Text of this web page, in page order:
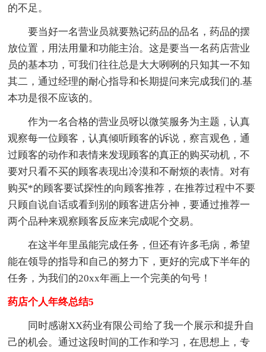
的不足。
要当好一名营业员就要熟记药品的品名，药品的摆
放位置，用法用量和功能主治。这是要当一名药店营业
员的基本功，可我们往往总是大大咧咧的只知其一不知
其二，通过经理的耐心指导和长期提问来完成我们的.基
本功是很不应该的。
作为一名合格的营业员呀以微笑服务为主题，认真
观察每一位顾客，认真倾听顾客的诉说，察言观色，通
过顾客的动作和表情来发现顾客的真正的购买动机，不
要对只看不买的顾客表现出冷漠和不耐烦的表情。对有
购买*的顾客要试探性的向顾客推荐，在推荐过程中不要
只顾自说自话或看到别的顾客进店分神，要通过推荐一
两个品种来观察顾客反应来完成呢个交易。
在这半年里虽能完成任务，但还有许多毛病，希望
能在领导的指导和自己的努力下，更好的完成下半年的
任务，为我们的20xx年画上一个完美的句号！
药店个人年终总结5
同时感谢XX药业有限公司给了我一个展示和提升自
己的机会。通过这段时间的工作和学习，在思想上，专